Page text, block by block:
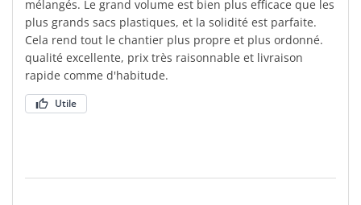
mélangés. Le grand volume est bien plus efficace que les
plus grands sacs plastiques, et la solidité est parfaite.
Cela rend tout le chantier plus propre et plus ordonné.
qualité excellente, prix très raisonnable et livraison
rapide comme d'habitude.
Utile